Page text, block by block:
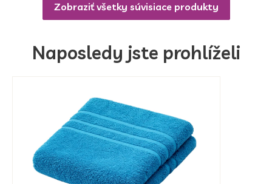
Zobraziť všetky súvisiace produkty
Naposledy jste prohlíželi